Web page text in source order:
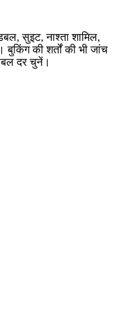
सुइट, नाश्ता शामिल,
की शर्तों की भी जांच
दर चुनें।